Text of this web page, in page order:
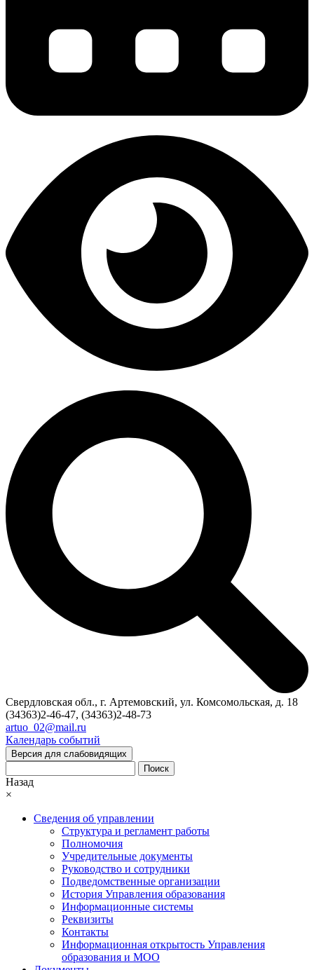
Свердловская обл., г. Артемовский, ул. Комсомольская, д. 18
(34363)2-46-47, (34363)2-48-73
artuo_02@mail.ru
Календарь событий
Версия для слабовидящих
Поиск
Назад
×
Сведения об управлении
Структура и регламент работы
Полномочия
Учредительные документы
Руководство и сотрудники
Подведомственные организации
История Управления образования
Информационные системы
Реквизиты
Контакты
Информационная открытость Управления
образования и МОО